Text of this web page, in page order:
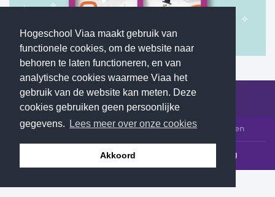
Hogeschool Viaa maakt gebruik van
functionele cookies, om de website naar
behoren te laten functioneren, en van
analytische cookies waarmee Viaa het
gebruik van de website kan meten. Deze
cookies gebruiken geen persoonlijke
gegevens.
Lees meer over onze cookies
Akkoord
© 2026 Hogeschool Viaa - Alle rechten voorbehouden
Contact Privacyverklaring